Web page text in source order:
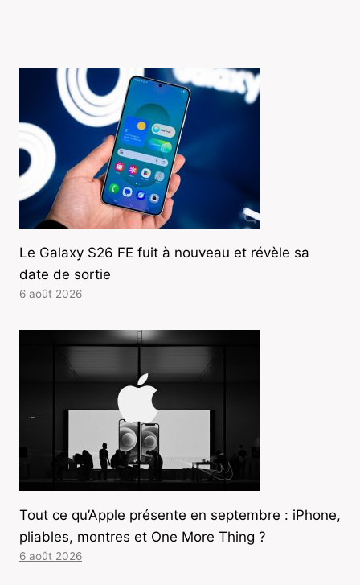
Le Galaxy S26 FE fuit à nouveau et révèle sa
date de sortie
6 août 2026
Tout ce qu’Apple présente en septembre : iPhone,
pliables, montres et One More Thing ?
6 août 2026